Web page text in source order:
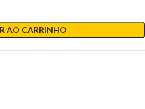
AO CARRINHO